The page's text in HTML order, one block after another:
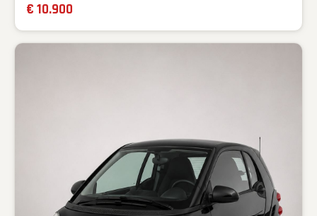
€ 10.900